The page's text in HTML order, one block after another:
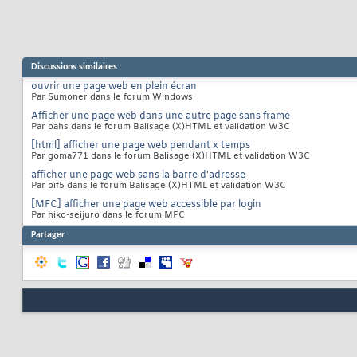
Discussions similaires
ouvrir une page web en plein écran
Par Sumoner dans le forum Windows
Afficher une page web dans une autre page sans frame
Par bahs dans le forum Balisage (X)HTML et validation W3C
[html] afficher une page web pendant x temps
Par goma771 dans le forum Balisage (X)HTML et validation W3C
afficher une page web sans la barre d'adresse
Par bif5 dans le forum Balisage (X)HTML et validation W3C
[MFC] afficher une page web accessible par login
Par hiko-seijuro dans le forum MFC
Partager